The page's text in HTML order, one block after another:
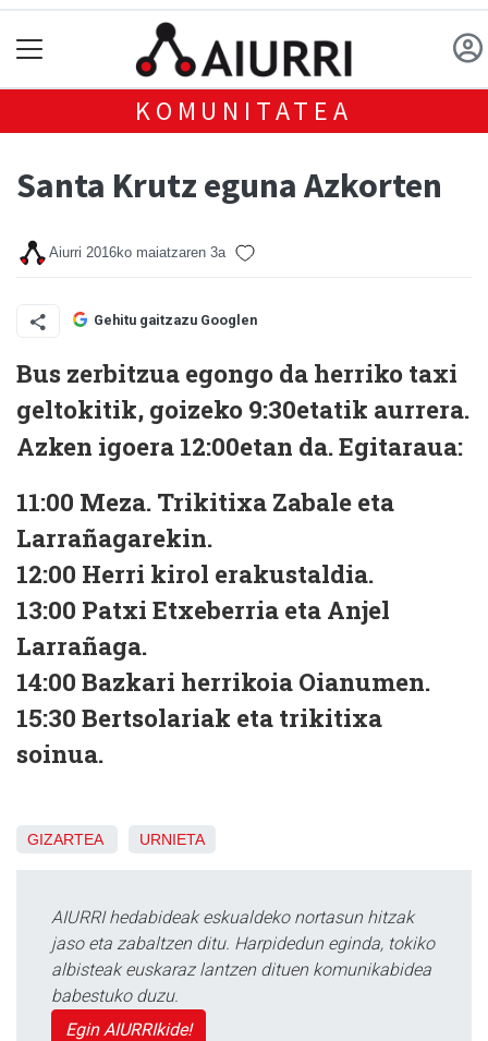
KOMUNITATEA
Santa Krutz eguna Azkorten
Aiurri 2016ko maiatzaren 3a
Gehitu gaitzazu Googlen
Bus zerbitzua egongo da herriko taxi
geltokitik, goizeko 9:30etatik aurrera.
Azken igoera 12:00etan da.Egitaraua:
11:00 Meza. Trikitixa Zabale eta
Larrañagarekin.
12:00 Herri kirol erakustaldia.
13:00 Patxi Etxeberria eta Anjel
Larrañaga.
14:00 Bazkari herrikoia Oianumen.
15:30 Bertsolariak eta trikitixa
soinua.
GIZARTEA URNIETA
AIURRI hedabideak eskualdeko nortasun hitzak
jaso eta zabaltzen ditu. Harpidedun eginda, tokiko
albisteak euskaraz lantzen dituen komunikabidea
babestuko duzu.
Egin AIURRIkide!